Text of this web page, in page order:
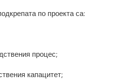
по проекта са:
процес;
капацитет;